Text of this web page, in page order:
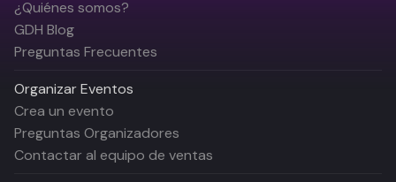
¿Quiénes somos?
GDH Blog
Preguntas Frecuentes
Organizar Eventos
Crea un evento
Preguntas Organizadores
Contactar al equipo de ventas